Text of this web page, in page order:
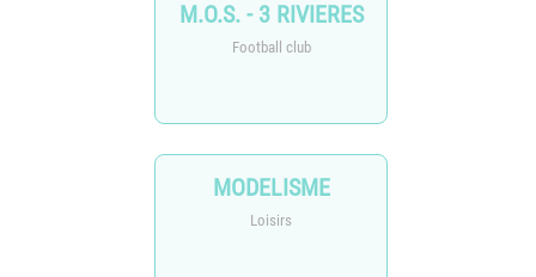
M.O.S. - 3 RIVIERES
Football club
MODELISME
Loisirs